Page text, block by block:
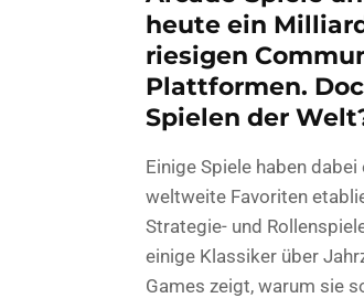
heute ein
riesigen
Plattformen.
Spielen der
Einige Spiele haben
weltweite Favoriten
Strategie- und
einige Klassiker über
Games zeigt, warum sie